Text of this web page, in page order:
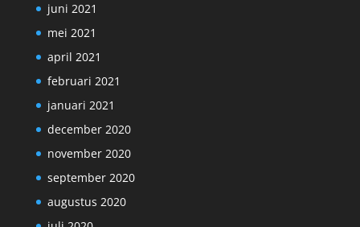
juni 2021
mei 2021
april 2021
februari 2021
januari 2021
december 2020
november 2020
september 2020
augustus 2020